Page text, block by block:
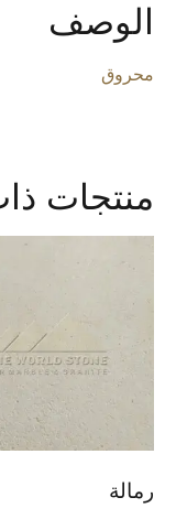
الوصف
محروق
منتجات
رمالة